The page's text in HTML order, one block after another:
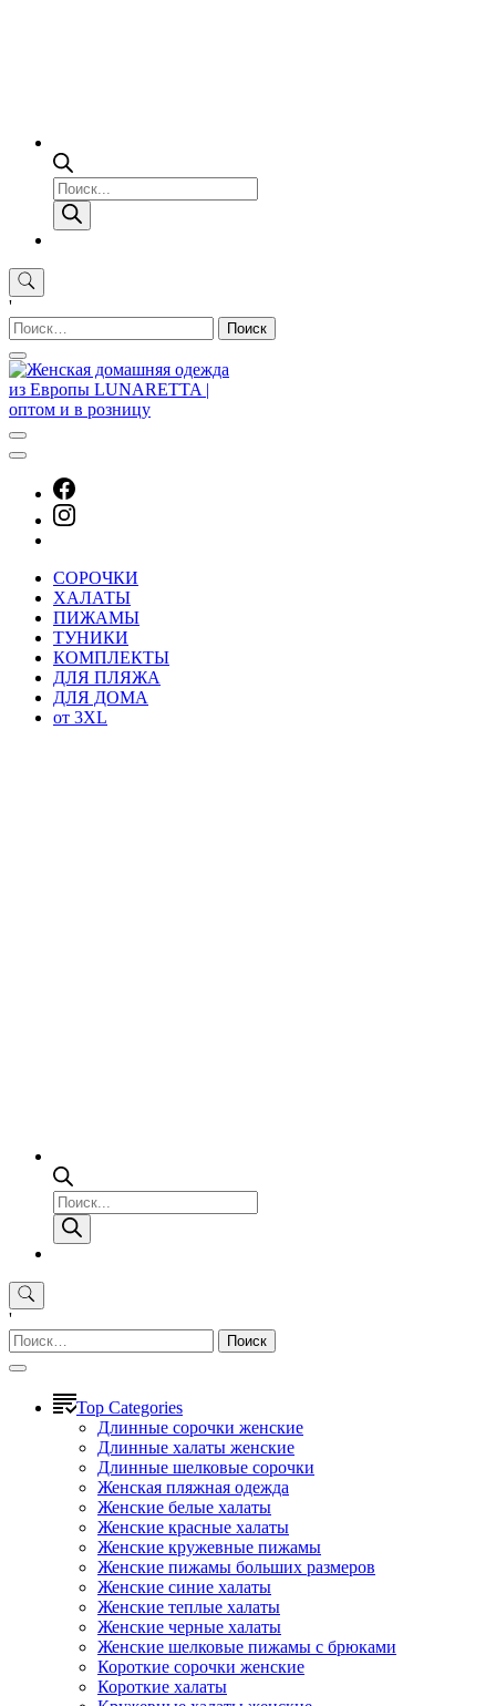
Поиск
товаров
'
Найти:
СОРОЧКИ
ХАЛАТЫ
ПИЖАМЫ
ТУНИКИ
КОМПЛЕКТЫ
ДЛЯ ПЛЯЖА
ДЛЯ ДОМА
от 3XL
Поиск
товаров
'
Найти:
Top Categories
Длинные сорочки женские
Длинные халаты женские
Длинные шелковые сорочки
Женская пляжная одежда
Женские белые халаты
Женские красные халаты
Женские кружевные пижамы
Женские пижамы больших размеров
Женские синие халаты
Женские теплые халаты
Женские черные халаты
Женские шелковые пижамы с брюками
Короткие сорочки женские
Короткие халаты